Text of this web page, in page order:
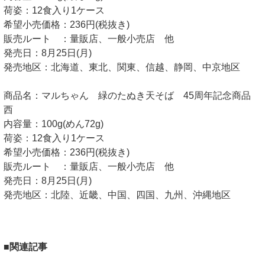
荷姿：12食入り1ケース
希望小売価格：236円(税抜き)
販売ルート ：量販店、一般小売店 他
発売日：8月25日(月)
発売地区：北海道、東北、関東、信越、静岡、中京地区
商品名：マルちゃん 緑のたぬき天そば 45周年記念商品
西
内容量：100g(めん72g)
荷姿：12食入り1ケース
希望小売価格：236円(税抜き)
販売ルート ：量販店、一般小売店 他
発売日：8月25日(月)
発売地区：北陸、近畿、中国、四国、九州、沖縄地区
■関連記事